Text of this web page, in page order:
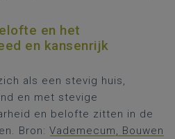
en het
en kansenrijk
als een stevig huis,
en met stevige
en belofte zitten in de
Bron: Vademecum, Bouwen